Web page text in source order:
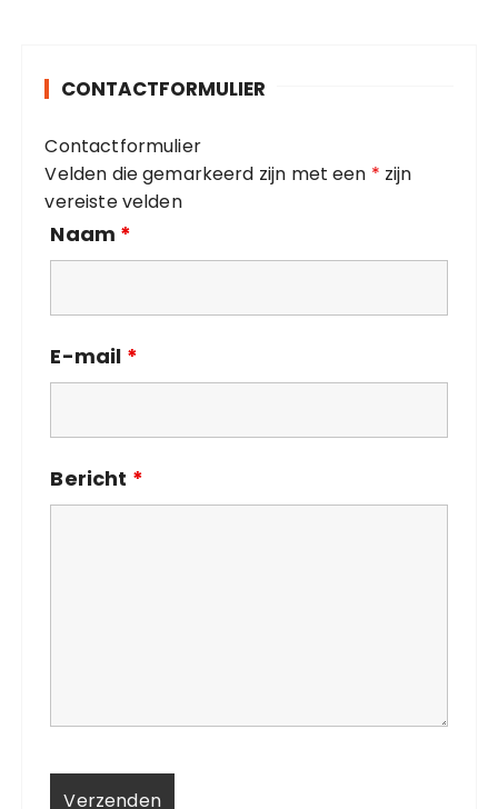
r
e
ë
n
CONTACTFORMULIER
Contactformulier
Velden die gemarkeerd zijn met een * zijn
vereiste velden
Naam *
E-mail *
Bericht *